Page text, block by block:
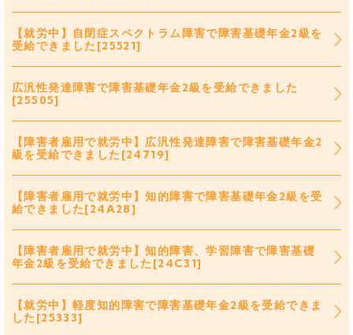
【就労中】自閉症スペクトラム障害で障害基礎年金2級を
受給できました[25521]
広汎性発達障害で障害基礎年金2級を受給できました
[25505]
【障害者雇用で就労中】広汎性発達障害で障害基礎年金2
級を受給できました[24719]
【障害者雇用で就労中】知的障害で障害基礎年金2級を受
給できました[24A28]
【障害者雇用で就労中】知的障害、学習障害で障害基礎
年金2級を受給できました[24C31]
【就労中】軽度知的障害で障害基礎年金2級を受給できま
した[25333]